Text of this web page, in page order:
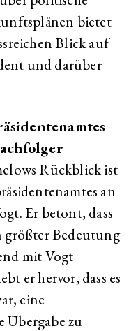
bietet
Blick auf
und darüber
Rückblick ist
an
Er betont, dass
größter Bedeutung
mit Vogt
er hervor, dass es
eine
Übergabe zu